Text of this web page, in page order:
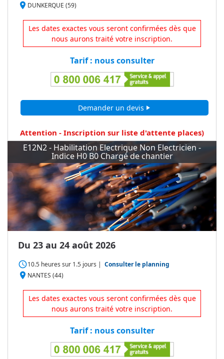
place DUNKERQUE (59)
Les dates exactes vous seront confirmées dès que
nous aurons traité votre inscription.
Tarif : nous consulter
Demander un devis play_arrow
Attention - Inscription sur liste d'attente places)
E12N2 - Habilitation Electrique Non Electricien -
Indice H0 B0 Chargé de chantier
Du 23 au 24 août 2026
access_time10.5 heures sur 1.5 jours | Consulter le planning
place NANTES (44)
Les dates exactes vous seront confirmées dès que
nous aurons traité votre inscription.
Tarif : nous consulter